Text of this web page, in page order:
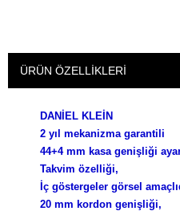
ÜRÜN ÖZELLIKLERI
DANİEL KLEİN
2 yıl mekanizma garantili
44+4 mm kasa genişliği
Takvim özelliği,
İç göstergeler görsel
20 mm kordon genişliği,